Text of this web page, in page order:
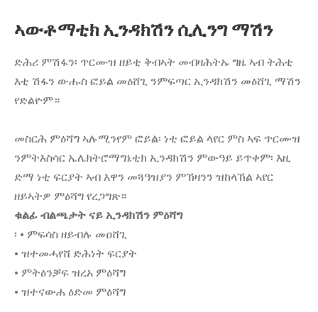
ኣውቶማቲክ ኢንዳክሽን ሲሊንግ ማሽን
ድሕሪ ምሽፋን፡ ጥርሙዝ ዘይቲ ቅብኣት መብዛሕትኡ ግዜ ኣብ ትሕቲ
እቲ ሽፋን ውሑስ ፎይል መዕሸጊ ንምፍጣር ኢንዳክሽን መዕሸጊ ማሽን
የድልዮም።
መስርሕ ምዕሻግ ኣሉሚንየም ፎይል፡ ነቲ ፎይል ላየር ምስ ኣፍ ጥርሙዝ
ንምትእስሳር ኤሌክትሮማግኔቲክ ኢንዳክሽን ምውዓይ ይጥቀም፡ እዚ
ድማ ነቲ ፍርያት ኣብ እዋን መጓዓዝያን ምኽዛንን ዝከላኸል ኣየር
ዘይኣትዎ ምዕሻግ የረጋግጽ።
ቁልፊ ብልጫታት ናይ ኢንዳክሽን ምዕሻግ
፡ • ምፍሳስ ዘይብሉ መዐሸጊ
• ዝተመሓየሸ ድሕነት ፍርያት
• ምትዕንቓፍ ዝረአ ምዕሻግ
• ዝተናውሐ ዕድመ ምዕሻግ